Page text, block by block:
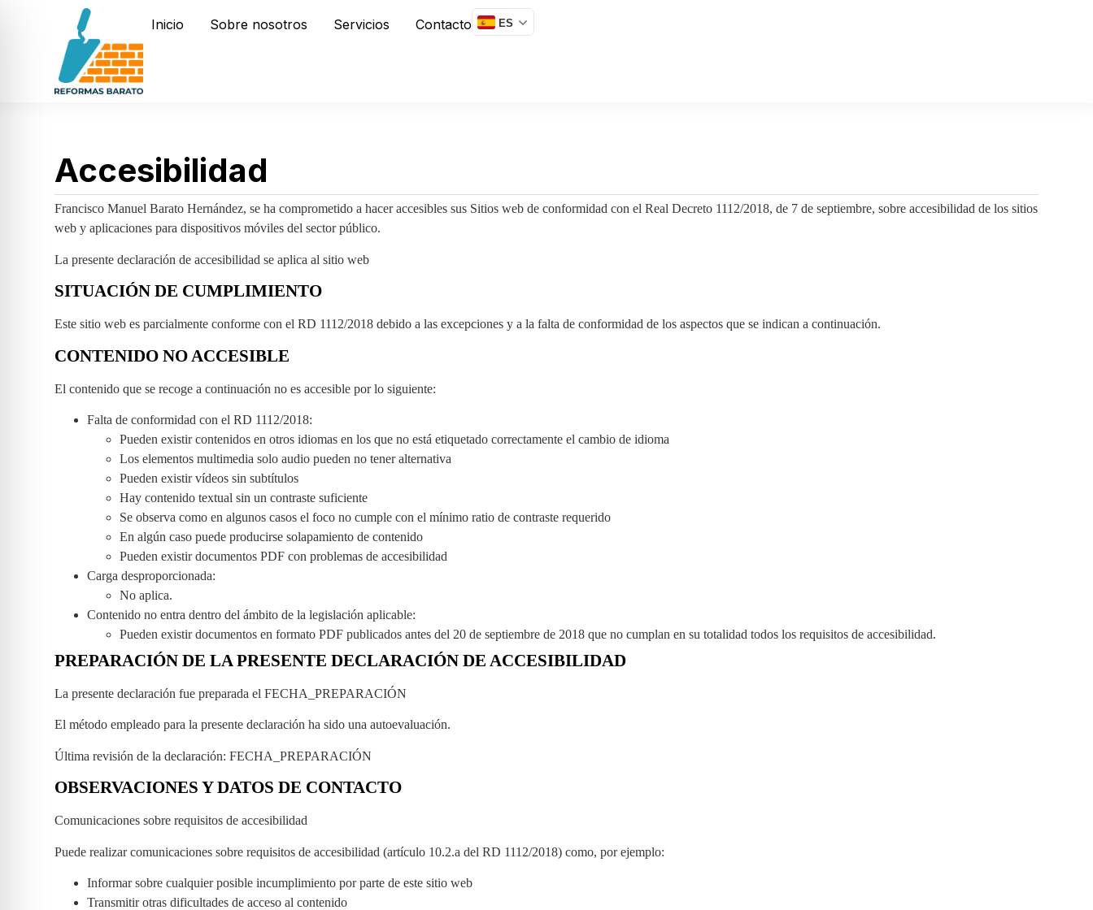
Inicio Sobre nosotros Servicios Contacto ES
Accesibilidad
Francisco Manuel Barato Hernández, se ha comprometido a hacer accesibles sus Sitios web de conformidad con el Real Decreto 1112/2018, de 7 de septiembre, sobre accesibilidad de los sitios
web y aplicaciones para dispositivos móviles del sector público.
La presente declaración de accesibilidad se aplica al sitio web
SITUACIÓN DE CUMPLIMIENTO
Este sitio web es parcialmente conforme con el RD 1112/2018 debido a las excepciones y a la falta de conformidad de los aspectos que se indican a continuación.
CONTENIDO NO ACCESIBLE
El contenido que se recoge a continuación no es accesible por lo siguiente:
Falta de conformidad con el RD 1112/2018:
Pueden existir contenidos en otros idiomas en los que no está etiquetado correctamente el cambio de idioma
Los elementos multimedia solo audio pueden no tener alternativa
Pueden existir vídeos sin subtítulos
Hay contenido textual sin un contraste suficiente
Se observa como en algunos casos el foco no cumple con el mínimo ratio de contraste requerido
En algún caso puede producirse solapamiento de contenido
Pueden existir documentos PDF con problemas de accesibilidad
Carga desproporcionada:
No aplica.
Contenido no entra dentro del ámbito de la legislación aplicable:
Pueden existir documentos en formato PDF publicados antes del 20 de septiembre de 2018 que no cumplan en su totalidad todos los requisitos de accesibilidad.
PREPARACIÓN DE LA PRESENTE DECLARACIÓN DE ACCESIBILIDAD
La presente declaración fue preparada el FECHA_PREPARACIÓN
El método empleado para la presente declaración ha sido una autoevaluación.
Última revisión de la declaración: FECHA_PREPARACIÓN
OBSERVACIONES Y DATOS DE CONTACTO
Comunicaciones sobre requisitos de accesibilidad
Puede realizar comunicaciones sobre requisitos de accesibilidad (artículo 10.2.a del RD 1112/2018) como, por ejemplo:
Informar sobre cualquier posible incumplimiento por parte de este sitio web
Transmitir otras dificultades de acceso al contenido